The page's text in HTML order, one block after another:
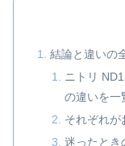
結論と違いの
ニトリ
の違いを一
それぞれが
迷ったとき